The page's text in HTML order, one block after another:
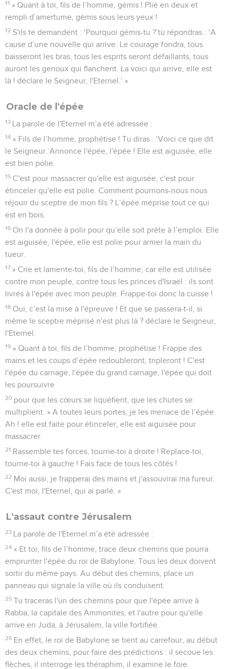
11 » Quant à toi, fils de l’homme, gémis ! Plié en deux et
rempli d’amertume, gémis sous leurs yeux !
12 S'ils te demandent : ‘Pourquoi gémis-tu ?’tu répondras : ‘A
cause d’une nouvelle qui arrive. Le courage fondra, tous
baisseront les bras, tous les esprits seront défaillants, tous
auront les genoux qui flanchent. La voici qui arrive, elle est
là ! déclare le Seigneur, l'Eternel.’ »
Oracle de l'épée
13 La parole de l'Eternel m’a été adressée :
14 « Fils de l’homme, prophétise ! Tu diras : ‘Voici ce que dit
le Seigneur.’Annonce l'épée, l'épée ! Elle est aiguisée, elle
est bien polie.
15 C'est pour massacrer qu'elle est aiguisée, c'est pour
étinceler qu'elle est polie. Comment pourrions-nous nous
réjouir du sceptre de mon fils ? L’épée méprise tout ce qui
est en bois.
16 On l'a donnée à polir pour qu’elle soit prête à l’emploi. Elle
est aiguisée, l'épée, elle est polie pour armer la main du
tueur.
17 » Crie et lamente-toi, fils de l’homme, car elle est utilisée
contre mon peuple, contre tous les princes d'Israël : ils sont
livrés à l'épée avec mon peuple. Frappe-toi donc la cuisse !
18 Oui, c’est la mise à l'épreuve ! Et que se passera-t-il, si
même le sceptre méprisé n'est plus là ? déclare le Seigneur,
l'Eternel.
19 » Quant à toi, fils de l’homme, prophétise ! Frappe des
mains et les coups d’épée redoubleront, tripleront ! C'est
l'épée du carnage, l'épée du grand carnage, l'épée qui doit
les poursuivre
20 pour que les cœurs se liquéfient, que les chutes se
multiplient. » A toutes leurs portes, je les menace de l’épée.
Ah ! elle est faite pour étinceler, elle est aiguisée pour
massacrer.
21 Rassemble tes forces, tourne-toi à droite ! Replace-toi,
tourne-toi à gauche ! Fais face de tous les côtés !
22 Moi aussi, je frapperai des mains et j'assouvirai ma fureur.
C'est moi, l'Eternel, qui ai parlé. »
L'assaut contre Jérusalem
23 La parole de l'Eternel m’a été adressée :
24 « Et toi, fils de l’homme, trace deux chemins que pourra
emprunter l'épée du roi de Babylone. Tous les deux doivent
sortir du même pays. Au début des chemins, place un
panneau qui signale la ville où ils conduisent.
25 Tu traceras l'un des chemins pour que l'épée arrive à
Rabba, la capitale des Ammonites, et l'autre pour qu'elle
arrive en Juda, à Jérusalem, la ville fortifiée.
26 En effet, le roi de Babylone se tient au carrefour, au début
des deux chemins, pour faire des prédictions : il secoue les
flèches, il interroge les théraphim, il examine le foie.